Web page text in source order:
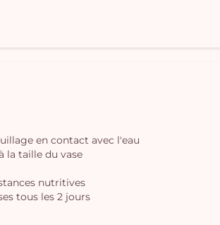
en contact avec l'eau
la taille du vase
nutritives
tous les 2 jours